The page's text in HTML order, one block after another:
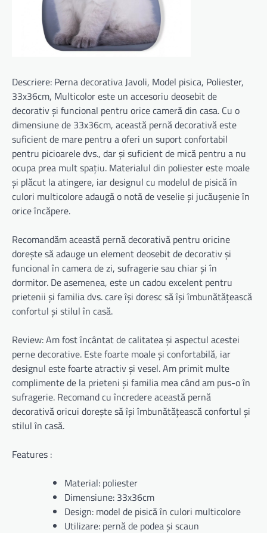
Descriere: Perna decorativa Javoli, Model pisica, Poliester,
33x36cm, Multicolor este un accesoriu deosebit de
decorativ și funcional pentru orice cameră din casa. Cu o
dimensiune de 33x36cm, această pernă decorativă este
suficient de mare pentru a oferi un suport confortabil
pentru picioarele dvs., dar și suficient de mică pentru a nu
ocupa prea mult spațiu. Materialul din poliester este moale
și plăcut la atingere, iar designul cu modelul de pisică în
culori multicolore adaugă o notă de veselie și jucăușenie în
orice încăpere.
Recomandăm această pernă decorativă pentru oricine
dorește să adauge un element deosebit de decorativ și
funcional în camera de zi, sufragerie sau chiar și în
dormitor. De asemenea, este un cadou excelent pentru
prietenii și familia dvs. care își doresc să își îmbunătățească
confortul și stilul în casă.
Review: Am fost încântat de calitatea și aspectul acestei
perne decorative. Este foarte moale și confortabilă, iar
designul este foarte atractiv și vesel. Am primit multe
complimente de la prieteni și familia mea când am pus-o în
sufragerie. Recomand cu încredere această pernă
decorativă oricui dorește să își îmbunătățească confortul și
stilul în casă.
Features :
Material: poliester
Dimensiune: 33x36cm
Design: model de pisică în culori multicolore
Utilizare: pernă de podea și scaun